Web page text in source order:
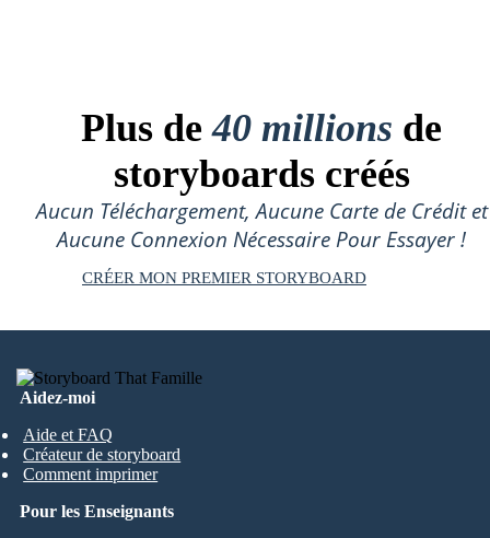
Plus de40 millions de
storyboards créés
Aucun Téléchargement, Aucune Carte de Crédit et
Aucune Connexion Nécessaire Pour Essayer !
CRÉER MON PREMIER STORYBOARD
Aidez-moi
Aide et FAQ
Créateur de storyboard
Comment imprimer
Pour les Enseignants